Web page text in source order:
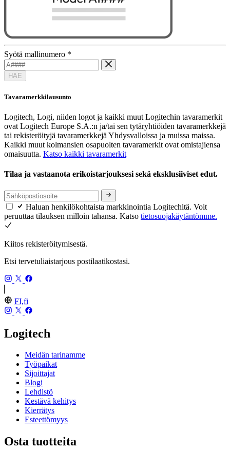
Syötä mallinumero *
HAE
Tavaramerkkilausunto
Logitech, Logi, niiden logot ja kaikki muut Logitechin tavaramerkit
ovat Logitech Europe S.A.:n ja/tai sen tytäryhtiöiden tavaramerkkejä
tai rekisteröityjä tavaramerkkejä Yhdysvalloissa ja muissa maissa.
Kaikki muut kolmansien osapuolten tavaramerkit ovat omistajiensa
omaisuutta. Katso kaikki tavaramerkit
Tilaa ja vastaanota erikoistarjouksesi sekä eksklusiiviset edut.
Haluan henkilökohtaista markkinointia Logitechltä. Voit
peruuttaa tilauksen milloin tahansa. Katso tietosuojakäytäntömme.
Kiitos rekisteröitymisestä.
Etsi tervetuliaistarjous postilaatikostasi.
FI,fi
Logitech
Meidän tarinamme
Työpaikat
Sijoittajat
Blogi
Lehdistö
Kestävä kehitys
Kierrätys
Esteettömyys
Osta tuotteita